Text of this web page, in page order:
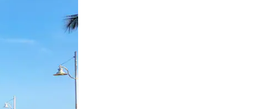
preskúmať pomocou dotykových gest či potiahnutia prstom.